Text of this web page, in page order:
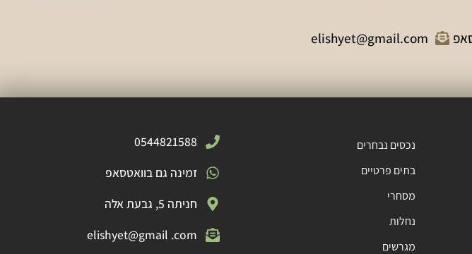
elishyet@gmail.com
נכסים נבחרים
בתים פרטיים
מסחרי
נחלות
מגרשים
0544821588
זמינה גם בוואטסאפ
חניתה 5, גבעת אלה
elishyet@gmail .com